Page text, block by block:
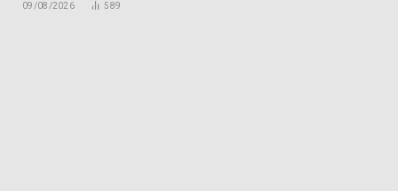
09/08/2026 589